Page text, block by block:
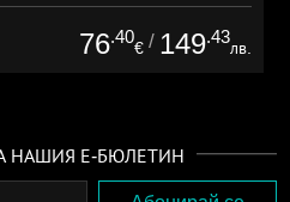
76.40
€ / 149.43
лв.
НАШИЯ Е-БЮЛЕТИН